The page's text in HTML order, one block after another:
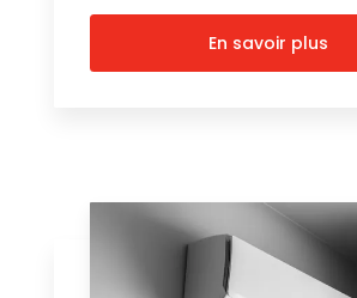
En savoir plus